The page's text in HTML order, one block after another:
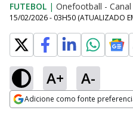
FUTEBOL | Onefootball - Canal
15/02/2026 - 03H50 (ATUALIZADO
A+ A-
Adicione como fonte